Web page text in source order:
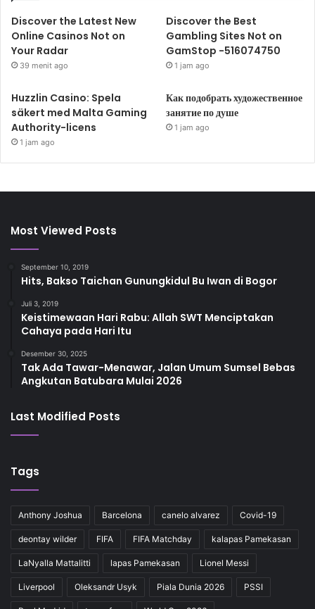
Discover the Latest New
Online Casinos Not on
Your Radar
39 menit ago
Discover the Best
Gambling Sites Not on
GamStop -516074750
1 jam ago
Huzzlin Casino: Spela
säkert med Malta Gaming
Authority-licens
1 jam ago
Как подобрать художественное
занятие по душе
1 jam ago
Most Viewed Posts
September 10, 2019
Hits, Bakso Taichan Gunungkidul Bu Iwan di Bogor
Juli 3, 2019
Keistimewaan Hari Rabu: Allah SWT Menciptakan
Cahaya pada Hari Itu
Desember 30, 2025
Tak Ada Tawar-Menawar, Jalan Umum Sumsel Bebas
Angkutan Batubara Mulai 2026
Last Modified Posts
Tags
Anthony Joshua Barcelona canelo alvarez Covid-19
deontay wilder FIFA FIFA Matchday kalapas Pamekasan
LaNyalla Mattalitti lapas Pamekasan Lionel Messi
Liverpool Oleksandr Usyk Piala Dunia 2026 PSSI